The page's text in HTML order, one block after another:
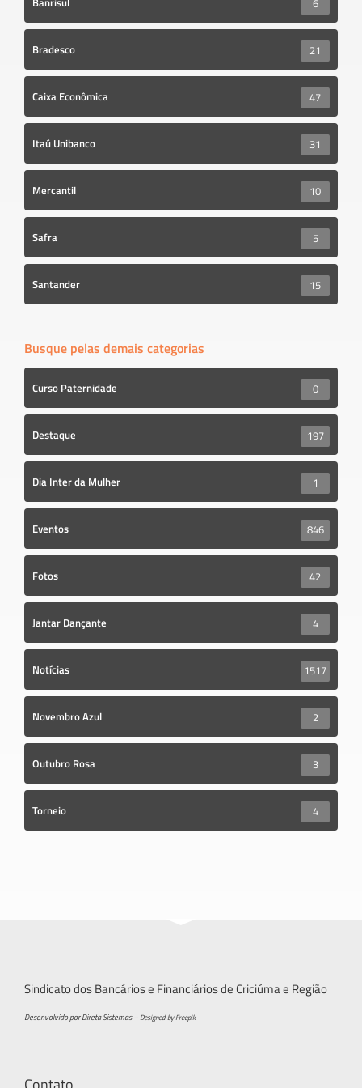
6
Bradesco 21
Caixa Econômica 47
Itaú Unibanco 31
Mercantil 10
Safra 5
Santander 15
Busque pelas demais categorias
Curso Paternidade 0
Destaque 197
Dia Inter da Mulher 1
Eventos 846
Fotos 42
Jantar Dançante 4
Notícias 1517
Novembro Azul 2
Outubro Rosa 3
Torneio 4
Sindicato dos Bancários e Financiários de Criciúma e Região
Desenvolvido por Direta Sistemas –Designed by Freepik